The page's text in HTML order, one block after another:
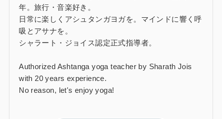
年。旅行・音楽好き。
日常に楽しくアシュタンガヨガを。マインドに響く呼
吸とアサナを。
シャラート・ジョイス認定正式指導者。
Authorized Ashtanga yoga teacher by Sharath Jois
with 20 years experience.
No reason, let's enjoy yoga!